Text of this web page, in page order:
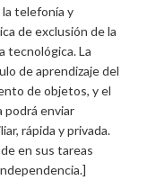
telefonía y
de exclusión de la
tecnológica. La
de aprendizaje del
de objetos, y el
podrá enviar
rápida y privada.
en sus tareas